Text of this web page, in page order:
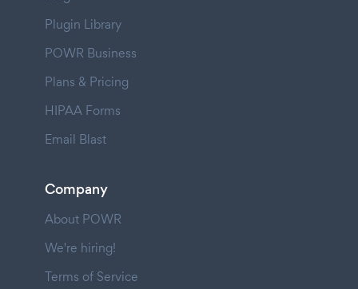
Plugin Library
POWR Business
Plans & Pricing
HIPAA Forms
Email Blast
Company
About POWR
We're hiring!
Terms of Service